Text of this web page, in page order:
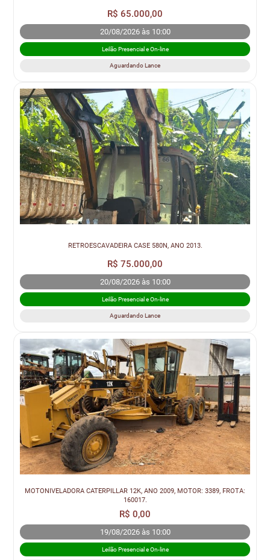
R$ 65.000,00
20/08/2026 às 10:00
Leilão Presencial e On-line
Aguardando Lance
RETROESCAVADEIRA CASE 580N, ANO 2013.
R$ 75.000,00
20/08/2026 às 10:00
Leilão Presencial e On-line
Aguardando Lance
MOTONIVELADORA CATERPILLAR 12K, ANO 2009, MOTOR: 3389, FROTA:
160017.
R$ 0,00
19/08/2026 às 10:00
Leilão Presencial e On-line